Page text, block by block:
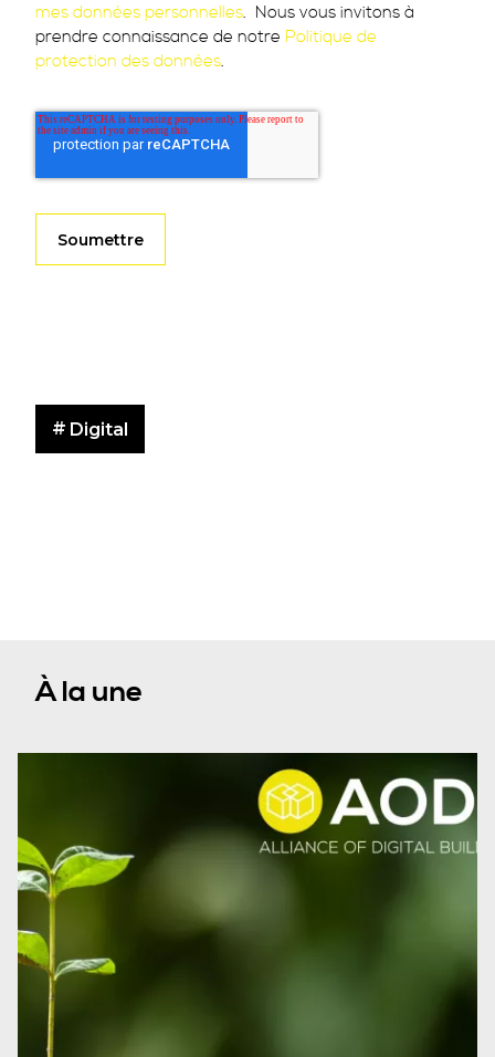
mes données personnelles. Nous vous invitons à
prendre connaissance de notre Politique de
protection des données.
Digital
À la une